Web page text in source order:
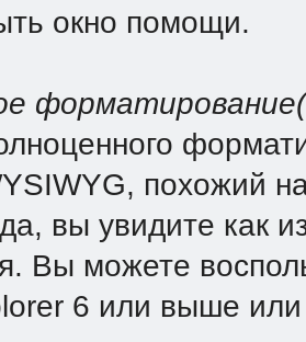
окно помощи.
похожий
вы увидите как
Вы можете
6 или выше